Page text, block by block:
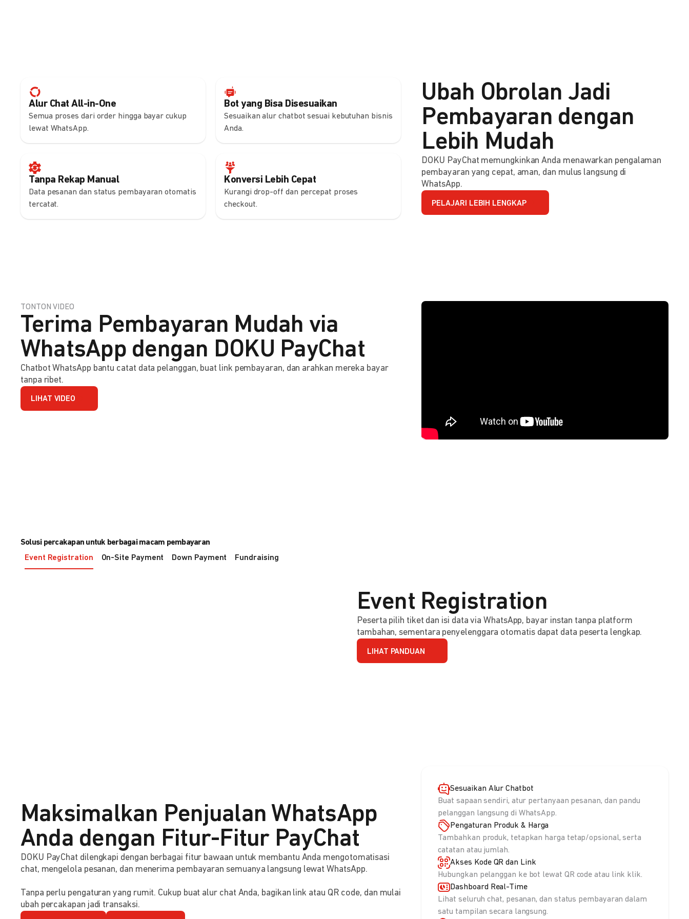
Alur Chat All-in-One
Semua proses dari order hingga bayar cukup
lewat WhatsApp.
Bot yang Bisa Disesuaikan
Sesuaikan alur chatbot sesuai kebutuhan bisnis
Anda.
Tanpa Rekap Manual
Data pesanan dan status pembayaran otomatis
tercatat.
Konversi Lebih Cepat
Kurangi drop-off dan percepat proses
checkout.
Ubah Obrolan Jadi
Pembayaran dengan
Lebih Mudah
DOKU PayChat memungkinkan Anda menawarkan pengalaman
pembayaran yang cepat, aman, dan mulus langsung di
WhatsApp.
PELAJARI LEBIH LENGKAP
TONTON VIDEO
Terima Pembayaran Mudah via
WhatsApp dengan DOKU PayChat
Chatbot WhatsApp bantu catat data pelanggan, buat link pembayaran, dan arahkan mereka bayar
tanpa ribet.
LIHAT VIDEO
Solusi percakapan untuk berbagai macam pembayaran
Event Registration
On-Site Payment Down Payment Fundraising
Event Registration
Peserta pilih tiket dan isi data via WhatsApp, bayar instan tanpa platform
tambahan, sementara penyelenggara otomatis dapat data peserta lengkap.
LIHAT PANDUAN
Maksimalkan Penjualan WhatsApp
Anda dengan Fitur-Fitur PayChat
DOKU PayChat dilengkapi dengan berbagai fitur bawaan untuk membantu Anda mengotomatisasi
chat, mengelola pesanan, dan menerima pembayaran semuanya langsung lewat WhatsApp.
Tanpa perlu pengaturan yang rumit. Cukup buat alur chat Anda, bagikan link atau QR code, dan mulai
ubah percakapan jadi transaksi.
Sesuaikan Alur Chatbot
Buat sapaan sendiri, atur pertanyaan pesanan, dan pandu
pelanggan langsung di WhatsApp.
Pengaturan Produk & Harga
Tambahkan produk, tetapkan harga tetap/opsional, serta
catatan atau jumlah.
Akses Kode QR dan Link
Hubungkan pelanggan ke bot lewat QR code atau link klik.
Dashboard Real-Time
Lihat seluruh chat, pesanan, dan status pembayaran dalam
satu tampilan secara langsung.